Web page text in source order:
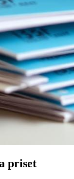
priset